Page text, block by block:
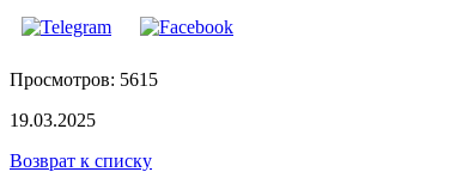
Просмотров: 5615
19.03.2025
Возврат к списку